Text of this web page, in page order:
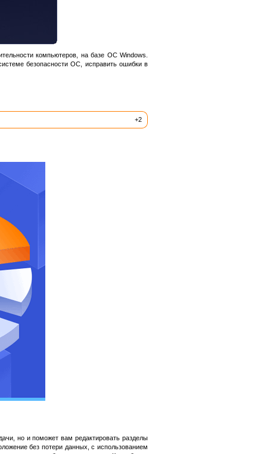
компьютеров, на базе ОС Windows.
безопасности ОС, исправить ошибки в
+2
но и поможет вам редактировать разделы
без потери данных, с использованием